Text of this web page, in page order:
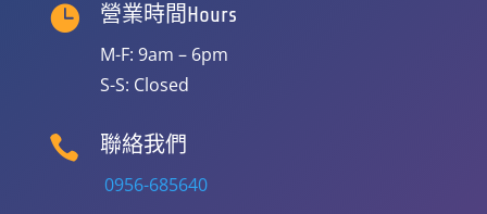
 營業時間Hours
M-F: 9am – 6pm
S-S: Closed
 聯絡我們
0956-685640